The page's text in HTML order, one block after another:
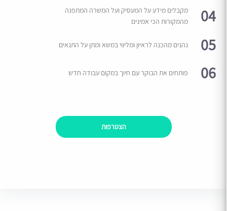
04
מקבלים מידע על המעסיק ועל המשרה המתפנה
מהמקורות הכי אמינים
05 נהנים מהכנה לראיון ומליווי במשא ומתן על התנאים
06 פותחים את הבוקר עם חיוך במקום עבודה חדש
הצטרפות